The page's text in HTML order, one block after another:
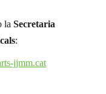
la Secretaria
:
jjmm.cat